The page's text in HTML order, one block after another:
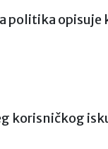
politika
korisničkog